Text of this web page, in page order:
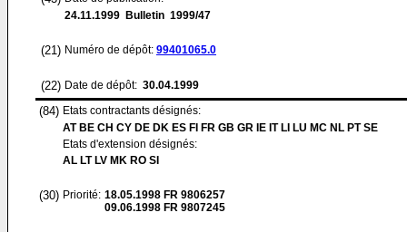
24.11.1999 Bulletin 1999/47
(21) Numéro de dépôt: 99401065.0
(22) Date de dépôt: 30.04.1999
(84) Etats contractants désignés:
AT BE CH CY DE DK ES FI FR GB GR IE IT LI LU MC NL PT SE
Etats d'extension désignés:
AL LT LV MK RO SI
(30) Priorité: 18.05.1998 FR 9806257
09.06.1998 FR 9807245